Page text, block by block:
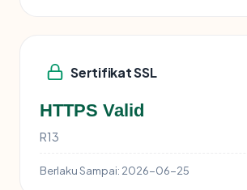
Sertifikat SSL
HTTPS Valid
R13
Berlaku Sampai: 2026-06-25